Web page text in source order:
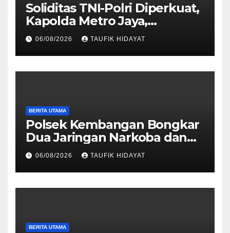
Soliditas TNI-Polri Diperkuat,
Kapolda Metro Jaya,
Pangdam Jaya, dan
Dankorbrimob Jalin
Silaturahmi
06/08/2026 TAUFIK HIDAYAT
BERITA UTAMA
Polsek Kembangan Bongkar
Dua Jaringan Narkoba dan
Obat Keras, Sita Puluhan
Ribu Pil, 1,1 Kg Sabu hingga
Vape Etomidate
06/08/2026 TAUFIK HIDAYAT
BERITA UTAMA